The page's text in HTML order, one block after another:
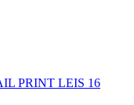
PRINT LEIS 16